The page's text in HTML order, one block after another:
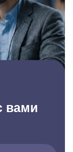
вами